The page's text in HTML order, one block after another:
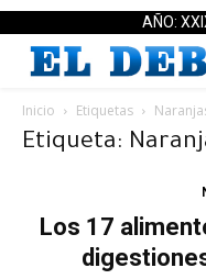
AÑO:
Inicio Etiquetas
Etiqueta:
Los 17